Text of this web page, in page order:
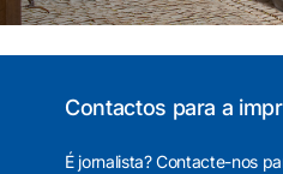
Contactos para a
É jornalista? Contacte-nos